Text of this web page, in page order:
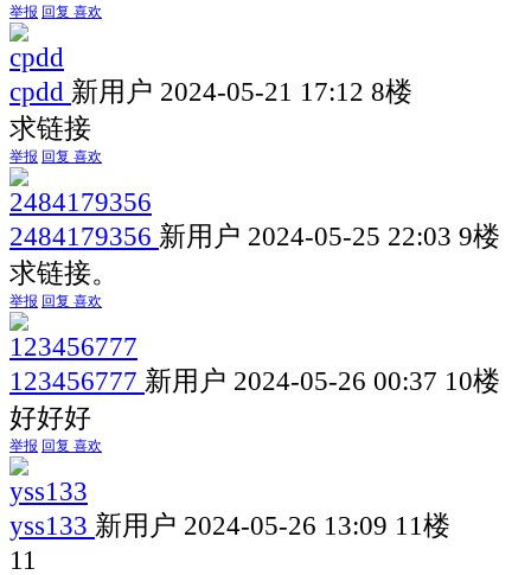
举报 回复 喜欢
cpdd 新用户 2024-05-21 17:12 8楼
求链接
举报 回复 喜欢
2484179356 新用户 2024-05-25 22:03 9楼
求链接。
举报 回复 喜欢
123456777 新用户 2024-05-26 00:37 10楼
好好好
举报 回复 喜欢
yss133 新用户 2024-05-26 13:09 11楼
11